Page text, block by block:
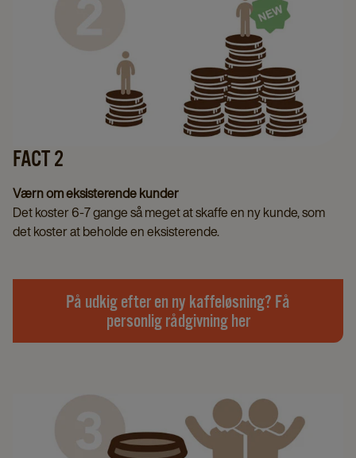
FACT 2
Værn om eksisterende kunder
Det koster 6-7 gange så meget at skaffe en ny kunde, som
det koster at beholde en eksisterende.
På udkig efter en ny kaffeløsning? Få
personlig rådgivning her